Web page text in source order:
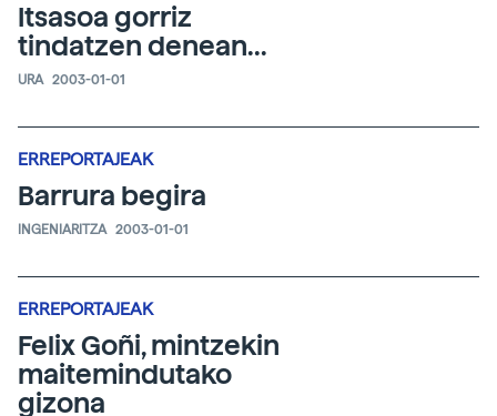
Itsasoa gorriz
tindatzen denean...
URA 2003-01-01
ERREPORTAJEAK
Barrura begira
INGENIARITZA 2003-01-01
ERREPORTAJEAK
Felix Goñi, mintzekin
maitemindutako
gizona